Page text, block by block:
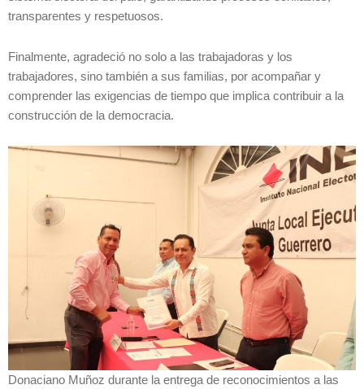
transparentes y respetuosos.
Finalmente, agradeció no solo a las trabajadoras y los
trabajadores, sino también a sus familias, por acompañar y
comprender las exigencias de tiempo que implica contribuir a la
construcción de la democracia.
Donaciano Muñoz durante la entrega de reconocimientos a las